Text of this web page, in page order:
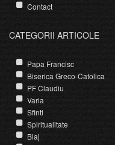
Contact
CATEGORII ARTICOLE
Papa Francisc
Biserica Greco-Catolica
PF Claudiu
Varia
Sfinti
Spiritualitate
Blaj